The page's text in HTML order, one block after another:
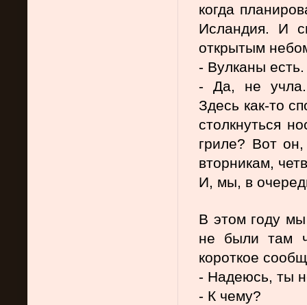
когда
Исландия. И
открытым
- Вулканы есть.
- Да, не учла.
Здесь как-то
столкнуться
гриле? Вот
вторникам,
И, мы, в
В этом году
не были там
короткое
- Надеюсь, ты
- К чему?